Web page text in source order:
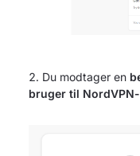
Du modtager en
bruger til